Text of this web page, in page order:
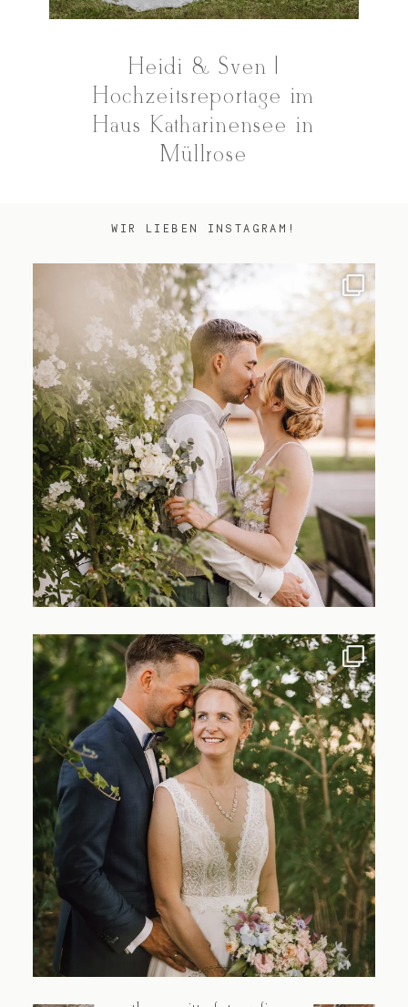
Heidi & Sven |
Hochzeitsreportage im
Haus Katharinensee in
Müllrose
WIR LIEBEN INSTAGRAM!